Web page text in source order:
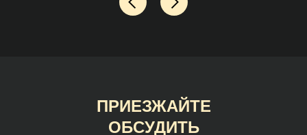
ПРИЕЗЖАЙТЕ
ОБСУДИТЬ